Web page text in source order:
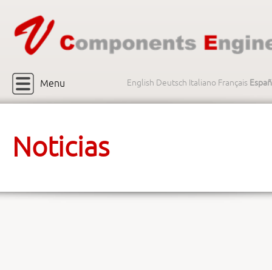
Menu English Deutsch Italiano Français
Noticias